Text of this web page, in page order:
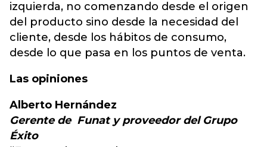
izquierda, no comenzando desde el origen
del producto sino desde la necesidad del
cliente, desde los hábitos de consumo,
desde lo que pasa en los puntos de venta.
Las opiniones
Alberto Hernández
Gerente de Funat y proveedor del Grupo
Éxito